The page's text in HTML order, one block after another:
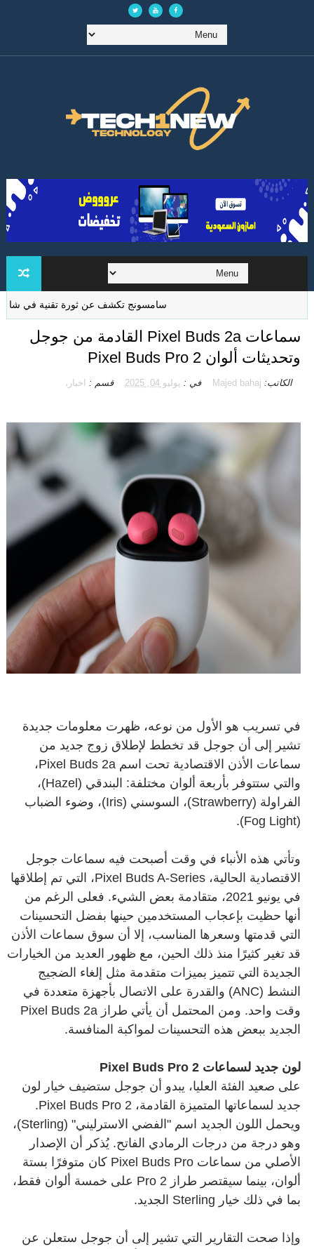
سامسونج تكشف عن ثورة تقنية في شاشات
سماعات Pixel Buds 2a القادمة من جوجل
وتحديثات ألوان Pixel Buds Pro 2
الكاتب: Majed bahaj في : يوليو 04, 2025 قسم : اخبار،
في تسريب هو الأول من نوعه، ظهرت معلومات جديدة
تشير إلى أن جوجل قد تخطط لإطلاق زوج جديد من
سماعات الأذن الاقتصادية تحت اسم Pixel Buds 2a،
والتي ستتوفر بأربعة ألوان مختلفة: البندقي (Hazel)،
الفراولة (Strawberry)، السوسني (Iris)، وضوء الضباب
(Fog Light).
وتأتي هذه الأنباء في وقت أصبحت فيه سماعات جوجل
الاقتصادية الحالية، Pixel Buds A-Series، التي تم إطلاقها
في يونيو 2021، متقادمة بعض الشيء. فعلى الرغم من
أنها حظيت بإعجاب المستخدمين حينها بفضل التحسينات
التي قدمتها وسعرها المناسب، إلا أن سوق سماعات الأذن
قد تغير كثيرًا منذ ذلك الحين، مع ظهور العديد من الخيارات
الجديدة التي تتميز بميزات متقدمة مثل إلغاء الضجيج
النشط (ANC) والقدرة على الاتصال بأجهزة متعددة في
وقت واحد. ومن المحتمل أن يأتي طراز Pixel Buds 2a
الجديد ببعض هذه التحسينات لمواكبة المنافسة.
لون جديد لسماعات Pixel Buds Pro 2
على صعيد الفئة العليا، يبدو أن جوجل ستضيف خيار لون
جديد لسماعاتها المتميزة القادمة، Pixel Buds Pro 2.
ويحمل اللون الجديد اسم "الفضي الاسترليني" (Sterling)،
وهو درجة من درجات الرمادي الفاتح. يُذكر أن الإصدار
الأصلي من سماعات Pixel Buds Pro كان متوفرًا بستة
ألوان، بينما سيقتصر طراز Pro 2 على خمسة ألوان فقط،
بما في ذلك خيار Sterling الجديد.
وإذا صحت التقارير التي تشير إلى أن جوجل ستعلن عن